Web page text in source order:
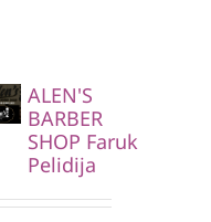
ALEN'S
BARBER
SHOP Faruk
Pelidija